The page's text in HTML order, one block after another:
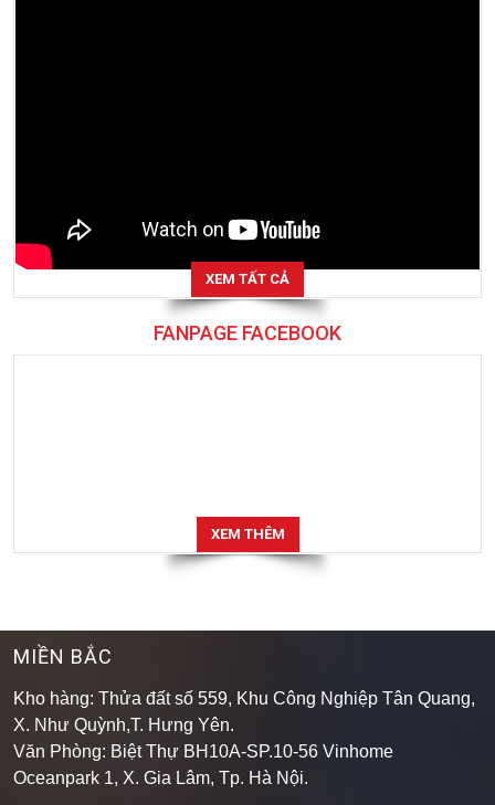
XEM TẤT CẢ
FANPAGE FACEBOOK
XEM THÊM
MIỀN BẮC
Kho hàng: Thửa đất số 559, Khu Công Nghiệp Tân Quang,
X. Như Quỳnh,T. Hưng Yên.
Văn Phòng: Biệt Thự BH10A-SP.10-56 Vinhome